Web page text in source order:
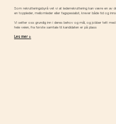
Som rekrutteringsbyrå vet vi at lederrekruttering kan være en av
en toppleder, mellomleder eller fagspesialist, krever både tid og
Vi setter oss grundig inn i deres behov og mål, og jobber tett
hele veien, fra første samtale til kandidaten er på plass
Les mer +